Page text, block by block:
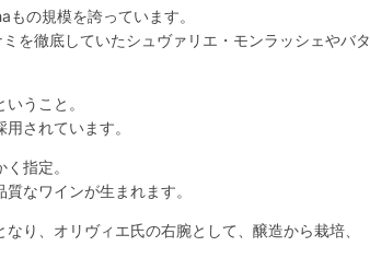
の規模を誇っています。
を徹底していたシュヴァリエ・モンラッシェやバタ
うこと。
されています。
指定。
なワインが生まれます。
り、オリヴィエ氏の右腕として、醸造から栽培、